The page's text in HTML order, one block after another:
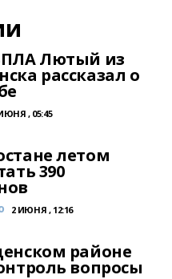
Лютый из
рассказал о
, 05:45
летом
390
2 ИЮНЯ , 12:16
районе
вопросы